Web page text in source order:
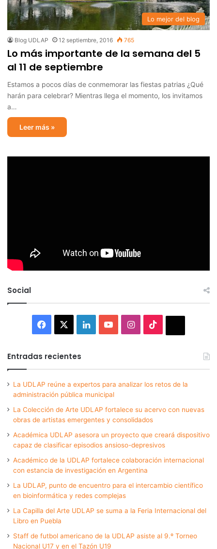
Lo mejor del blog
Blog UDLAP 12 septiembre, 2016 765
Lo más importante de la semana del 5
al 11 de septiembre
Estamos a pocos días de conmemorar las fiestas patrias ¿Qué
harán para celebrar? Mientras llega el momento, los invitamos
a…
Leer más »
Social
Facebook LinkedInYouTubeInstagram
Entradas recientes
La UDLAP reúne a expertos para analizar los retos de la
administración pública municipal
La Colección de Arte UDLAP fortalece su acervo con nuevas
obras de artistas emergentes y consolidados
Académica UDLAP asesora un proyecto que creará dispositivo
capaz de clasificar episodios ansioso-depresivos
Académico de la UDLAP fortalece colaboración internacional
con estancia de investigación en Argentina
La UDLAP, punto de encuentro para el intercambio científico
en bioinformática y redes complejas
La Capilla del Arte UDLAP se suma a la Feria Internacional del
Libro en Puebla
Staff de futbol americano de la UDLAP asiste al 9.º Torneo
Nacional U17 y en el Tazón U19